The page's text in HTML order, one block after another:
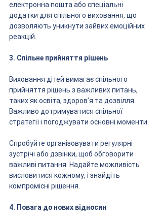
електронна пошта або спеціальні
додатки для спільного виховання, що
дозволяють уникнути зайвих емоційних
реакцій.
3. Спільне прийняття рішень
Виховання дітей вимагає спільного
прийняття рішень з важливих питань,
таких як освіта, здоров’я та дозвілля.
Важливо дотримуватися спільної
стратегії і погоджувати основні моменти.
Спробуйте організовувати регулярні
зустрічі або дзвінки, щоб обговорити
важливі питання. Надайте можливість
висловитися кожному, і знайдіть
компромісні рішення.
4. Повага до нових відносин